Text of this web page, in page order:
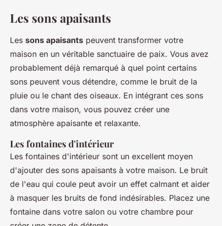
Les sons apaisants
Les sons apaisants peuvent transformer votre
maison en un véritable sanctuaire de paix. Vous avez
probablement déjà remarqué à quel point certains
sons peuvent vous détendre, comme le bruit de la
pluie ou le chant des oiseaux. En intégrant ces sons
dans votre maison, vous pouvez créer une
atmosphère apaisante et relaxante.
Les fontaines d'intérieur
Les fontaines d'intérieur sont un excellent moyen
d'ajouter des sons apaisants à votre maison. Le bruit
de l'eau qui coule peut avoir un effet calmant et aider
à masquer les bruits de fond indésirables. Placez une
fontaine dans votre salon ou votre chambre pour